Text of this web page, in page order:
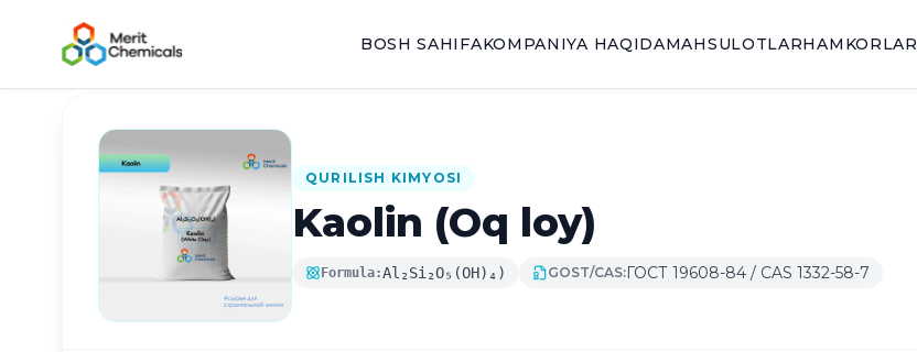
BOSH SAHIFAKOMPANIYA HAQIDAMAHSULOTLARHAMKORLAR
Katalogga qaytish
QURILISH KIMYOSI
Kaolin (Oq loy)
Formula:Al₂Si₂O₅(OH)₄) GOST/CAS:ГОСТ 19608-84 / CAS 1332-58-7